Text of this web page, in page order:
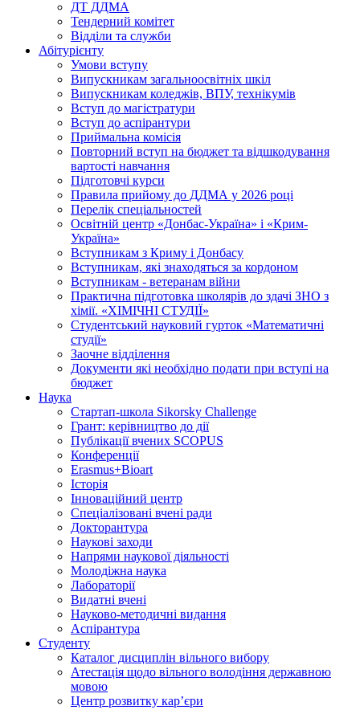
ДТ ДДМА
Тендерний комітет
Відділи та служби
Абітурієнту
Умови вступу
Випускникам загальноосвітніх шкіл
Випускникам коледжів, ВПУ, технікумів
Вступ до магістратури
Вступ до аспірантури
Приймальна комісія
Повторний вступ на бюджет та відшкодування
вартості навчання
Підготовчі курси
Правила прийому до ДДМА у 2026 році
Перелік спеціальностей
Освітній центр «Донбас-Україна» і «Крим-
Україна»
Вступникам з Криму і Донбасу
Вступникам, які знаходяться за кордоном
Вступникам - ветеранам війни
Практична підготовка школярів до здачі ЗНО з
хімії. «ХІМІЧНІ СТУДІЇ»
Студентський науковий гурток «Математичні
студії»
Заочне відділення
Документи які необхідно подати при вступі на
бюджет
Наука
Стартап-школа Sikorsky Challenge
Грант: керівництво до дії
Публікації вчених SCOPUS
Конференції
Erasmus+Bioart
Історія
Інноваційний центр
Спеціалізовані вчені ради
Докторантура
Наукові заходи
Напрями наукової діяльності
Молодіжна наука
Лабораторії
Видатні вчені
Науково-методичні видання
Аспірантура
Студенту
Каталог дисциплін вільного вибору
Атестація щодо вільного володіння державною
мовою
Центр розвитку кар’єри